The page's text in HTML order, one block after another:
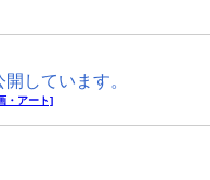
しています。
・アート]